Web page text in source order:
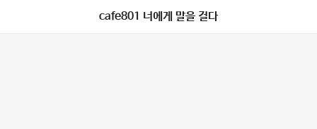
cafe801 너에게 말을 걸다